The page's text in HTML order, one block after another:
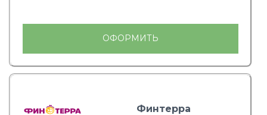
ОФОРМИТЬ
Финтерра